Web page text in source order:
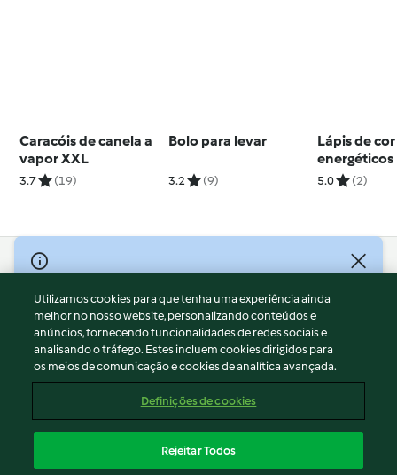
Caracóis de canela a
vapor XXL
3.7 (19)
Bolo para levar
3.2 (9)
Lápis de cor
energéticos
5.0 (2)
© Copyright 2026
Termos de Utilização
Aviso sobre Proteção de Dados
Aviso
Apoio legal
Conteúdo do relatório
Declaração de acessibilidade
Utilizamos cookies para que tenha uma experiência ainda
melhor no nosso website, personalizando conteúdos e
anúncios, fornecendo funcionalidades de redes sociais e
analisando o tráfego. Estes incluem cookies dirigidos para
os meios de comunicação e cookies de analítica avançada.
Definições de cookies
Rejeitar Todos